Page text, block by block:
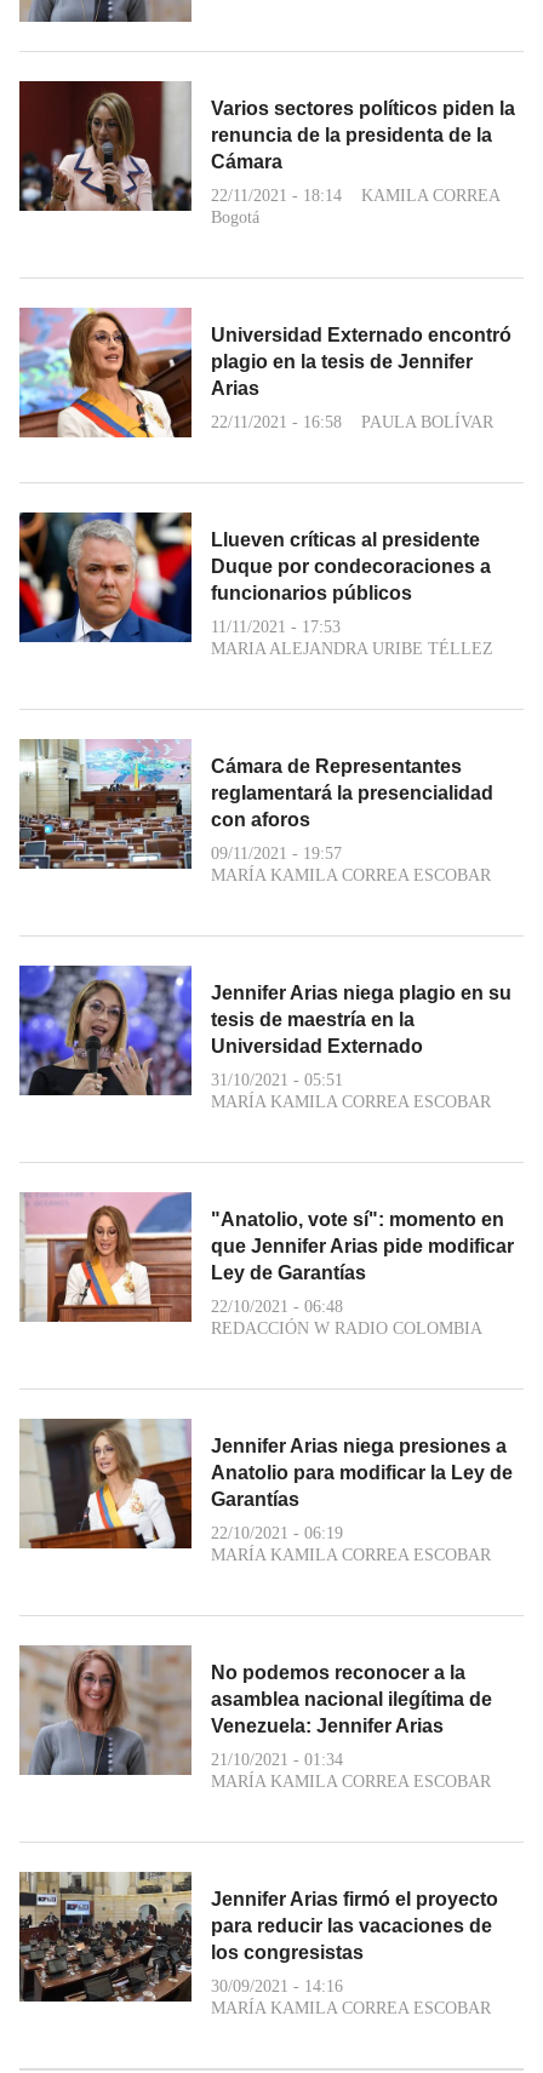
Varios sectores políticos piden la
renuncia de la presidenta de la
Cámara
22/11/2021 - 18:14
KAMILA CORREA
Bogotá
Universidad Externado encontró
plagio en la tesis de Jennifer
Arias
22/11/2021 - 16:58 PAULA BOLÍVAR
Llueven críticas al presidente
Duque por condecoraciones a
funcionarios públicos
11/11/2021 - 17:53
MARIA ALEJANDRA URIBE TÉLLEZ
Cámara de Representantes
reglamentará la presencialidad
con aforos
09/11/2021 - 19:57
MARÍA KAMILA CORREA ESCOBAR
Jennifer Arias niega plagio en su
tesis de maestría en la
Universidad Externado
31/10/2021 - 05:51
MARÍA KAMILA CORREA ESCOBAR
"Anatolio, vote sí": momento en
que Jennifer Arias pide modificar
Ley de Garantías
22/10/2021 - 06:48
REDACCIÓN W RADIO COLOMBIA
Jennifer Arias niega presiones a
Anatolio para modificar la Ley de
Garantías
22/10/2021 - 06:19
MARÍA KAMILA CORREA ESCOBAR
No podemos reconocer a la
asamblea nacional ilegítima de
Venezuela: Jennifer Arias
21/10/2021 - 01:34
MARÍA KAMILA CORREA ESCOBAR
Jennifer Arias firmó el proyecto
para reducir las vacaciones de
los congresistas
30/09/2021 - 14:16
MARÍA KAMILA CORREA ESCOBAR